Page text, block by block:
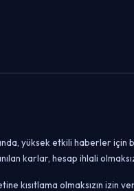
yüksek etkili haberler
karlar, hesap ihlali
kısıtlama olmaksızın